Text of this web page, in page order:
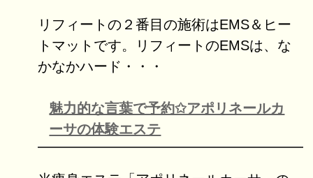
リフィートの２番目の施術はEMS＆ヒー
トマットです。リフィートのEMSは、な
かなかハード・・・
魅力的な言葉で予約✩アポリネールカ
ーサの体験エステ